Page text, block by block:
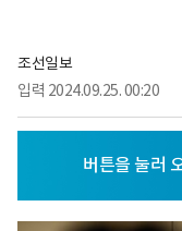
조선일보
입력 2024.09.25. 00:20